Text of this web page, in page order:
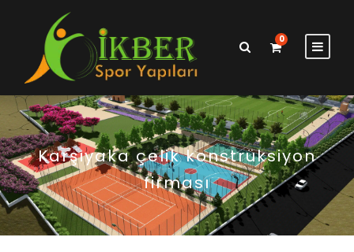
0
Karşıyaka çelik konstrüksiyon
firması